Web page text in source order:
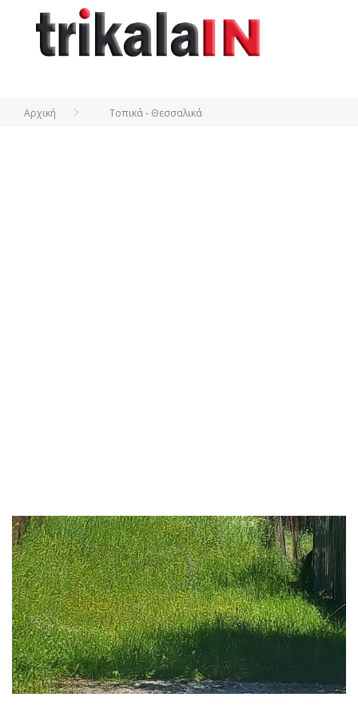
Αρχική Τοπικά - Θεσσαλικά